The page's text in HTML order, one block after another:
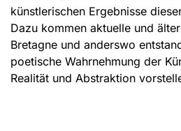
künstlerischen Ergebnisse
Dazu kommen aktuelle und
Bretagne und anderswo
poetische Wahrnehmung der
Realität und Abstraktion